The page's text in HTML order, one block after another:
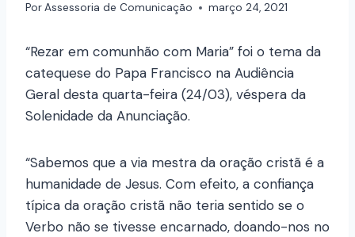
PorAssessoria de Comunicação março 24, 2021
“Rezar em comunhão com Maria” foi o tema da
catequese do Papa Francisco na Audiência
Geral desta quarta-feira (24/03), véspera da
Solenidade da Anunciação.
“Sabemos que a via mestra da oração cristã é a
humanidade de Jesus. Com efeito, a confiança
típica da oração cristã não teria sentido se o
Verbo não se tivesse encarnado, doando-nos no